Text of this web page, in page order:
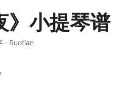
》小提琴谱
· Ruotian